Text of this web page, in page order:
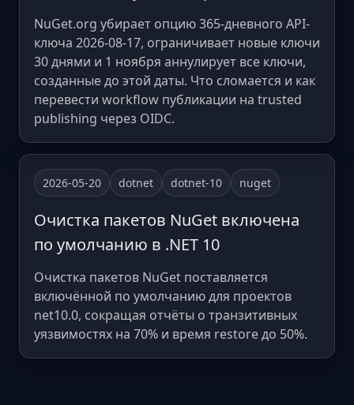
NuGet.org убирает опцию 365-дневного API-
ключа 2026-08-17, ограничивает новые ключи
30 днями и 1 ноября аннулирует все ключи,
созданные до этой даты. Что сломается и как
перевести workflow публикации на trusted
publishing через OIDC.
2026-05-20 dotnet dotnet-10 nuget
Очистка пакетов NuGet включена
по умолчанию в .NET 10
Очистка пакетов NuGet поставляется
включённой по умолчанию для проектов
net10.0, сокращая отчёты о транзитивных
уязвимостях на 70% и время restore до 50%.